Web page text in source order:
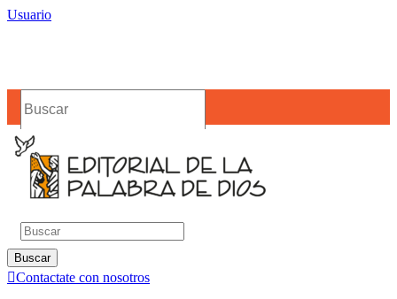
Usuario
Buscar
Buscar
Contactate con nosotros